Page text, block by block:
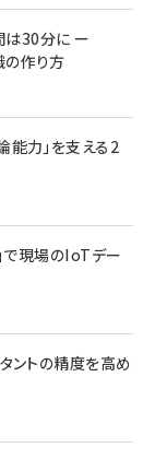
は30分に ー
作り方
能力」を支える2
現場のIoTデー
ントの精度を高め